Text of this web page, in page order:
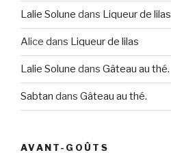
Lalie Solune dans Liqueur de lilas
Alice dans Liqueur de lilas
Lalie Solune dans Gâteau au thé.
Sabtan dans Gâteau au thé.
AVANT-GOÛTS